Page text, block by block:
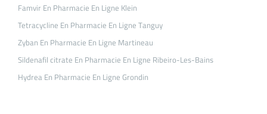
Famvir En Pharmacie En Ligne Klein
Tetracycline En Pharmacie En Ligne Tanguy
Zyban En Pharmacie En Ligne Martineau
Sildenafil citrate En Pharmacie En Ligne Ribeiro-Les-Bains
Hydrea En Pharmacie En Ligne Grondin